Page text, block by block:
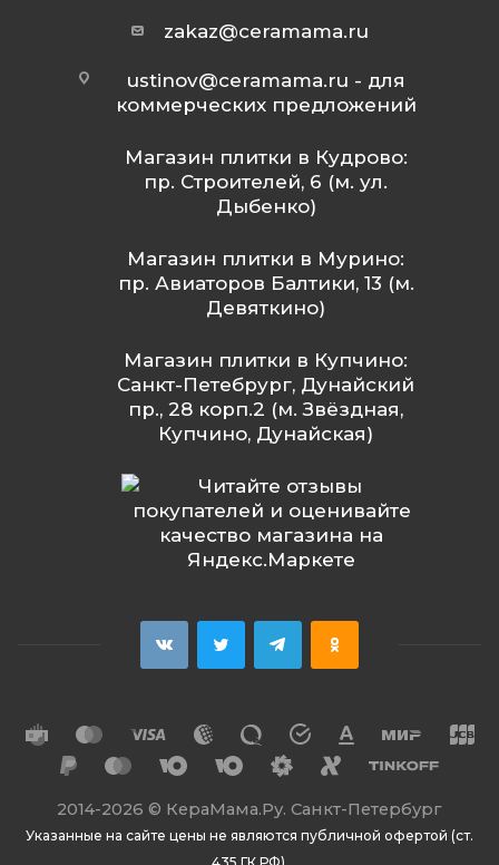
zakaz@ceramama.ru
ustinov@ceramama.ru - для
коммерческих предложений
Магазин плитки в Кудрово:
пр. Строителей, 6 (м. ул.
Дыбенко)
Магазин плитки в Мурино:
пр. Авиаторов Балтики, 13 (м.
Девяткино)
Магазин плитки в Купчино:
Санкт-Петебрург, Дунайский
пр., 28 корп.2 (м. Звёздная,
Купчино, Дунайская)
2014-2026 © КераМама.Ру. Санкт-Петербург
Указанные на сайте цены не являются публичной офертой (ст.